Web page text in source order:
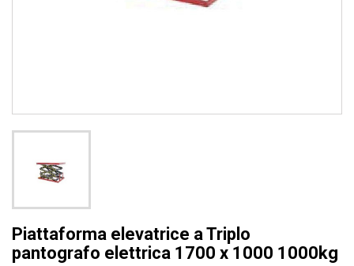
Piattaforma elevatrice a Triplo
pantografo elettrica 1700 x 1000 1000kg